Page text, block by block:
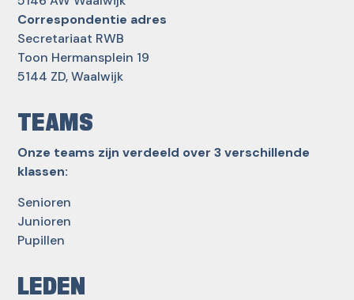
Correspondentie adres
Secretariaat RWB
Toon Hermansplein 19
5144 ZD, Waalwijk
TEAMS
Onze teams zijn verdeeld over 3 verschillende
klassen:
Senioren
Junioren
Pupillen
LEDEN